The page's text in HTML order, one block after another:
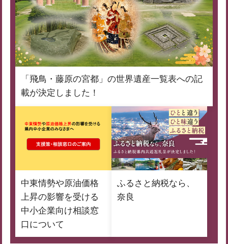
「飛鳥・藤原の宮都」の世界遺産一覧表への記
載が決定しました！
中東情勢や原油価格
上昇の影響を受ける
中小企業向け相談窓
口について
ふるさと納税なら、
奈良